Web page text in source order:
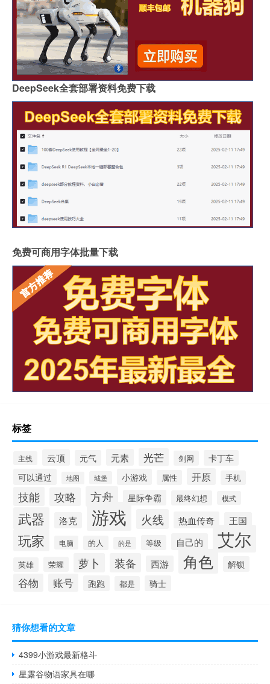
DeepSeek全套部署资料免费下载
免费可商用字体批量下载
标签
主线 云顶 元气 元素 光芒 剑网 卡丁车
可以通过 地图 城堡 小游戏 属性 开原 手机
技能 攻略 方舟 星际争霸 最终幻想 模式
武器 洛克 游戏 火线 热血传奇 王国
玩家 电脑 的人 的是 等级 自己的 艾尔
英雄 荣耀 萝卜 装备 西游 角色 解锁
谷物 账号 跑跑 都是 骑士
猜你想看的文章
4399小游戏最新格斗
星露谷物语家具在哪